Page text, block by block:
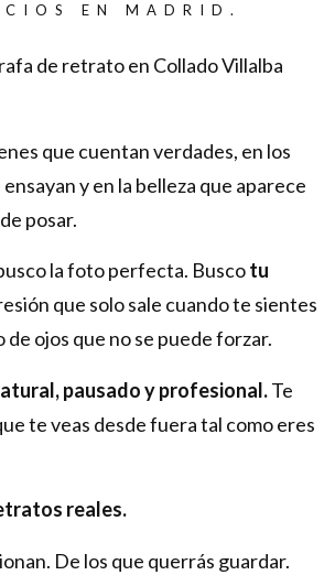
EN MADRID.
de retrato en Collado Villalba
que cuentan verdades, en los
y en la belleza que aparece
posar.
la foto perfecta. Buscotu
que solo sale cuando te sientes
de ojos que no se puede forzar.
pausado y profesional.Te
te veas desde fuera tal como eres
reales.
De los que querrás guardar.